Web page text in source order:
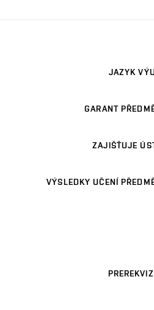
JAZYK
GARANT
ZAJIŠŤUJE
VÝSLEDKY UČENÍ